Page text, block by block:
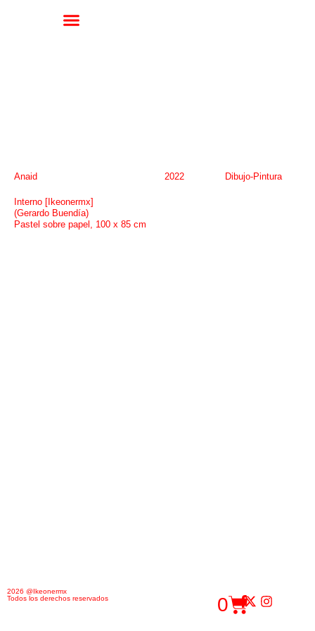
Anaid
Interno [Ikeonermx]
(Gerardo Buendía)
Pastel sobre papel, 100 x 85 cm
2022 Dibujo-Pintura
2026 @Ikeonermx
Todos los derechos reservados
0